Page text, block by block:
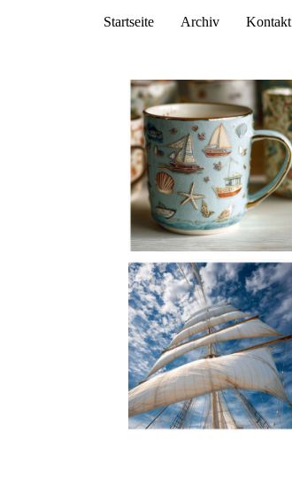
Startseite Archiv Kontakt